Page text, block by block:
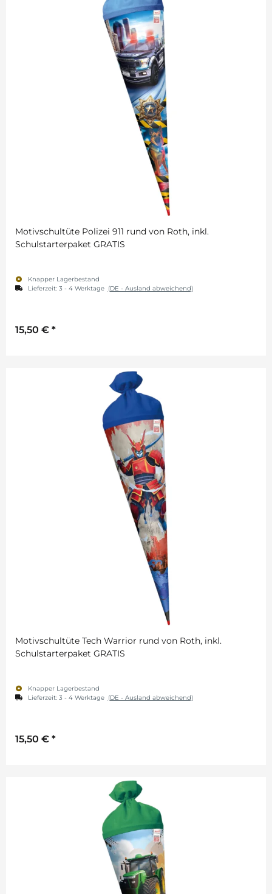
Motivschultüte Polizei 911 rund von Roth, inkl.
Schulstarterpaket GRATIS
Knapper Lagerbestand
Lieferzeit: 3 - 4 Werktage (DE - Ausland abweichend)
15,50 € *
Motivschultüte Tech Warrior rund von Roth, inkl.
Schulstarterpaket GRATIS
Knapper Lagerbestand
Lieferzeit: 3 - 4 Werktage (DE - Ausland abweichend)
15,50 € *